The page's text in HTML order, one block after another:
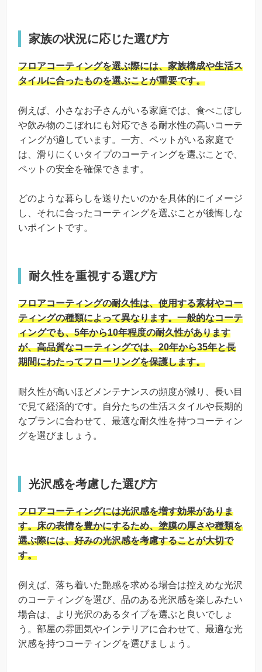
家族の状況に応じた選び方
フロアコーティングを選ぶ際には、家族構成や生活ス
タイルに合ったものを選ぶことが重要です。
例えば、小さなお子さんがいる家庭では、食べこぼし
や飲み物のこぼれにも対応できる耐水性の高いコーテ
ィングが適しています。一方、ペットがいる家庭で
は、滑りにくいタイプのコーティングを選ぶことで、
ペットの安全を確保できます。
どのような暮らしを送りたいのかを具体的にイメージ
し、それに合ったコーティングを選ぶことが後悔しな
いポイントです。
耐久性を重視する選び方
フロアコーティングの耐久性は、使用する素材やコー
ティングの種類によって異なります。一般的なコーテ
ィングでも、5年から10年程度の耐久性があります
が、高品質なコーティングでは、20年から35年と長
期間にわたってフローリングを保護します。
耐久性が高いほどメンテナンスの頻度が減り、長い目
で見て経済的です。自分たちの生活スタイルや長期的
なプランに合わせて、最適な耐久性を持つコーティン
グを選びましょう。
光沢感を考慮した選び方
フロアコーティングには光沢感を増す効果がありま
す。床の表情を豊かにするため、塗膜の厚さや種類を
選ぶ際には、好みの光沢感を考慮することが大切で
す。
例えば、落ち着いた艶感を求める場合は控えめな光沢
のコーティングを選び、品のある光沢感を楽しみたい
場合は、より光沢のあるタイプを選ぶと良いでしょ
う。部屋の雰囲気やインテリアに合わせて、最適な光
沢感を持つコーティングを選びましょう。